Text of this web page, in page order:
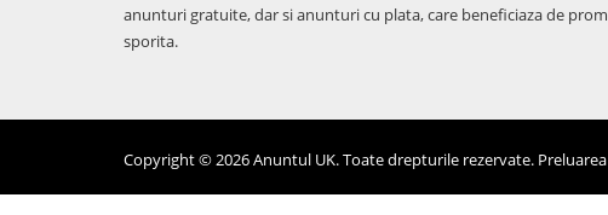
anunturi gratuite, dar si anunturi cu plata, care beneficiaza de
sporita.
Copyright © 2026 Anuntul UK. Toate drepturile rezervate.